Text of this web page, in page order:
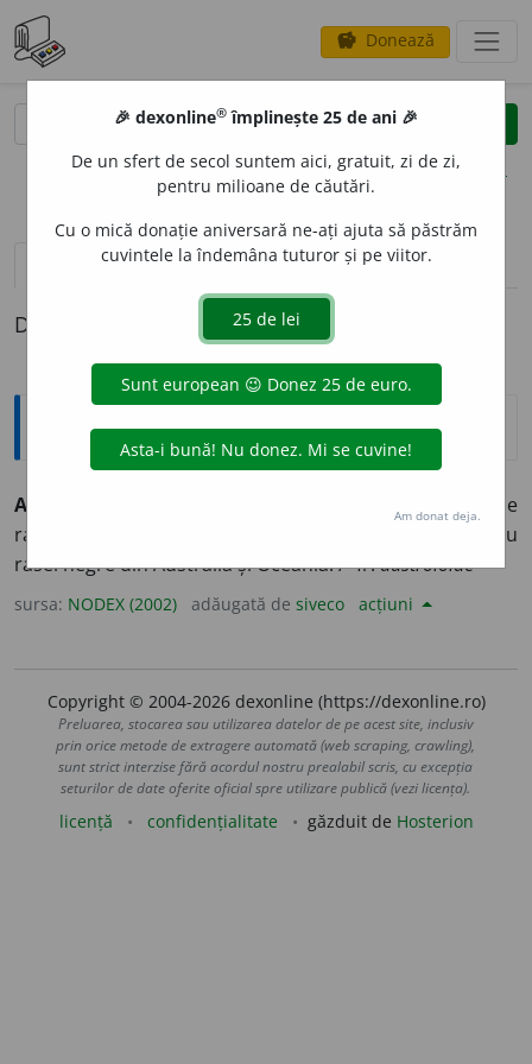
savings Donează
clear
opțiuni
definiții (1)
Definiția cu ID-ul 324173:
Explicative DEX
AUSTRALO
Care ține de
rasa neagră răspândită în Australia și Oceania; propriu
rasei negre din Australia și Oceania. /<fr.austroloïde
sursa: NODEX (2002) adăugată de siveco acțiuni
Copyright © 2004-2026 dexonline (https://dexonline.ro)
Preluarea, stocarea sau utilizarea datelor de pe acest site, inclusiv
prin orice metode de extragere automată (web scraping, crawling),
sunt strict interzise fără acordul nostru prealabil scris, cu excepția
seturilor de date oferite oficial spre utilizare publică (vezi licența).
licență confidențialitate găzduit de Hosterion
🎉 dexonline® împlinește 25 de ani 🎉
De un sfert de secol suntem aici, gratuit, zi de zi,
pentru milioane de căutări.
Cu o mică donație aniversară ne-ați ajuta să păstrăm
cuvintele la îndemâna tuturor și pe viitor.
Am donat deja.